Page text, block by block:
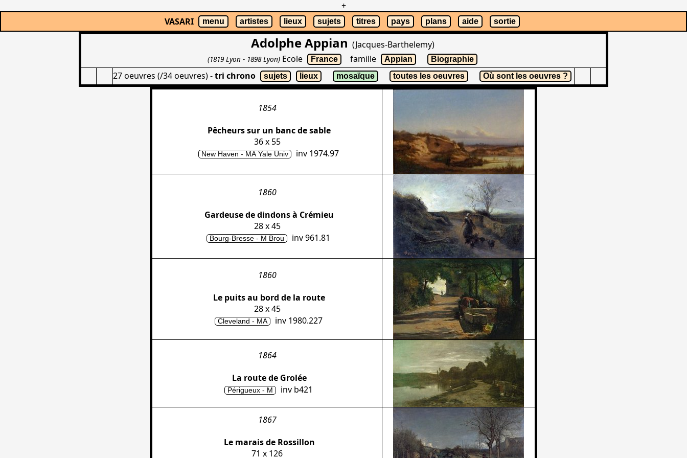
+
VASARI
menu artistes lieux sujets titres pays plans aide sortie
Adolphe Appian (Jacques-Barthelemy)
(1819 Lyon - 1898 Lyon)Ecole France famille Appian Biographie
27 oeuvres (/34 oeuvres)-tri chrono sujets lieux mosaïque toutes les oeuvres Où sont les oeuvres ?
1854
Pêcheurs sur un banc de sable
36 x 55
New Haven - MA Yale Univ inv 1974.97
1860
Gardeuse de dindons à Crémieu
28 x 45
Bourg-Bresse - M Brou inv 961.81
1860
Le puits au bord de la route
28 x 45
Cleveland - MA inv 1980.227
1864
La route de Grolée
Périgueux - M inv b421
1867
Le marais de Rossillon
71 x 126